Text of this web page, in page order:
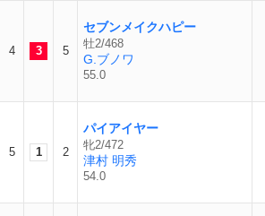
4 3 5
セブンメイクハピー
牡2/468
G.ブノワ
55.0
5 1 2
パイアイヤー
牝2/472
津村 明秀
54.0